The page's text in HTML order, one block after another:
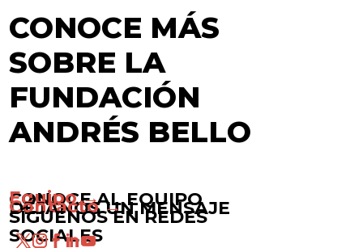
CONOCE MÁS
SOBRE LA
FUNDACIÓN
ANDRÉS BELLO
CONOCE AL EQUIPO
Equipo →
DÉJANOS UN MENSAJE
Contacto →
SÍGUENOS EN REDES
SOCIALES